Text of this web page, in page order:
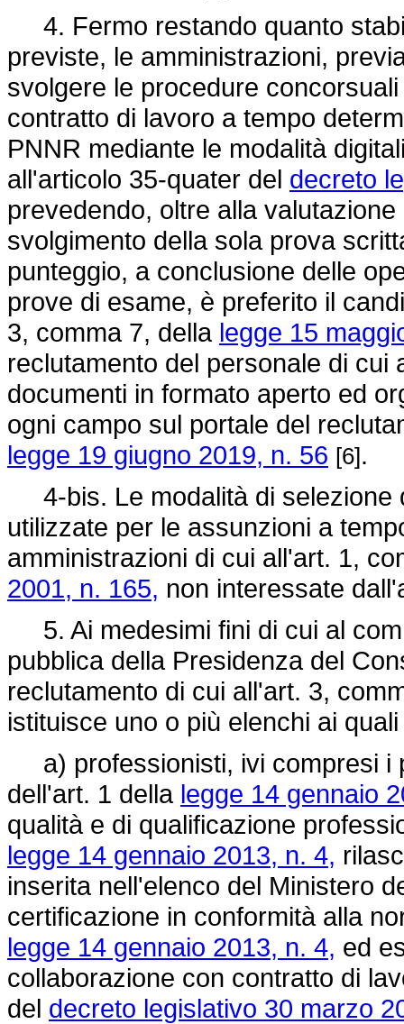
4. Fermo restando quanto
previste, le amministrazioni,
svolgere le procedure
contratto di lavoro a tempo
PNNR mediante le modalità
all'articolo 35-quater del decreto
prevedendo, oltre alla
svolgimento della sola prova
punteggio, a conclusione delle
prove di esame, è preferito il
3, comma 7, della legge 15
reclutamento del personale di
documenti in formato aperto ed
ogni campo sul portale del
legge 19 giugno 2019, n. 56 [6].
4-bis. Le modalità di selezione
utilizzate per le assunzioni a
amministrazioni di cui all'art. 1,
2001, n. 165, non interessate
5. Ai medesimi fini di cui al
pubblica della Presidenza del
reclutamento di cui all'art. 3,
istituisce uno o più elenchi ai
a) professionisti, ivi compresi i
dell'art. 1 della legge 14 gennaio
qualità e di qualificazione
legge 14 gennaio 2013, n. 4,
inserita nell'elenco del Ministero
certificazione in conformità alla
legge 14 gennaio 2013, n. 4, ed
collaborazione con contratto di
del decreto legislativo 30 marzo